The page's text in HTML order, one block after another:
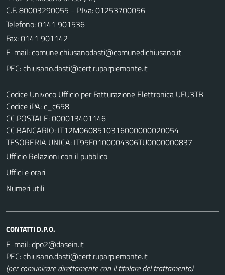
C.F. 80003290055 - P.Iva: 01253700056
Telefono:0141 901536
Fax: 0141 901142
E-mail:
PEC:
Codice Univoco Ufficio per Fatturazione Elettronica UFU3TB
Codice iPA: c_c658
CC.POSTALE: 000013401146
CC.BANCARIO: IT12M0608510316000000020054
TESORERIA UNICA: IT95F0100004306TU0000000837
Ufficio Relazioni con il pubblico
Uffici e orari
Numeri utili
CONTATTI D.P.O.
E-mail:
PEC:
(per comunicare direttamente con il titolare del trattamento)